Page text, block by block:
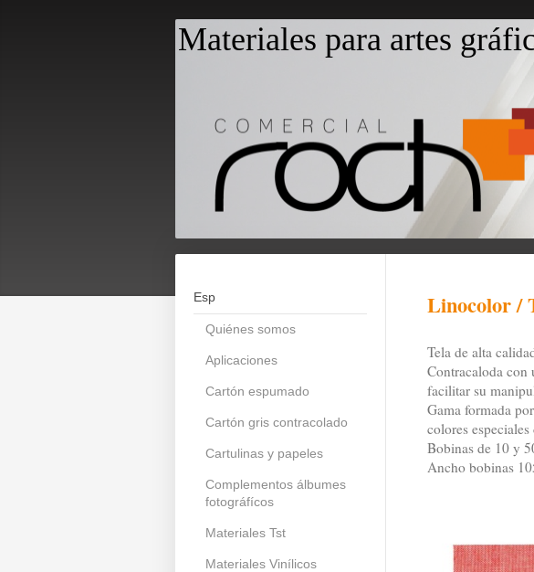
Materiales para artes
Esp
Quiénes somos
Aplicaciones
Cartón espumado
Cartón gris contracolado
Cartulinas y papeles
Complementos álbumes
fotográfícos
Materiales Tst
Materiales Vinílicos
Linocolor /
Tela de alta
Contracaloda con
facilitar su
Gama formada
colores especiales
Bobinas de 10 y
Ancho bobinas